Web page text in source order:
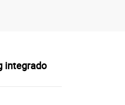
integrado